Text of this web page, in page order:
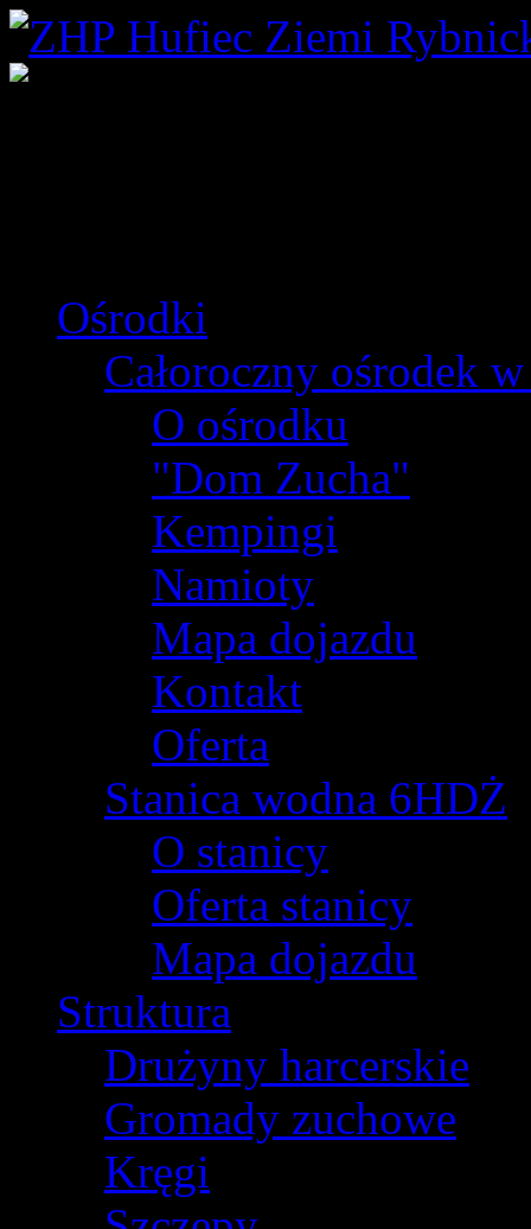
Ośrodki
Całoroczny ośrodek
O ośrodku
"Dom Zucha"
Kempingi
Namioty
Mapa dojazdu
Kontakt
Oferta
Stanica wodna 6HDŻ
O stanicy
Oferta stanicy
Mapa dojazdu
Struktura
Drużyny harcerskie
Gromady zuchowe
Kręgi